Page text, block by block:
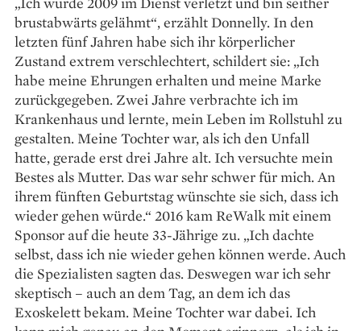
brust­abwärts gelähmt“, erzählt Donnelly. In den
letzten fünf Jahren habe sich ihr körper­licher
Zustand extrem verschlechtert, schildert sie: „Ich
habe meine Ehrungen erhalten und meine Marke
zurückgegeben. Zwei Jahre verbrachte ich im
Krankenhaus und lernte, mein Leben im Rollstuhl zu
gestalten. Meine Tochter war, als ich den Unfall
hatte, gerade erst drei Jahre alt. Ich versuchte mein
Bestes als Mutter. Das war sehr schwer für mich. An
ihrem fünften Geburtstag wünschte sie sich, dass ich
wieder gehen würde.“ 2016 kam ReWalk mit einem
Sponsor auf die heute 33-Jährige zu. „Ich dachte
selbst, dass ich nie wieder gehen können werde. Auch
die Spezialisten sagten das. Deswegen war ich sehr
skeptisch – auch an dem Tag, an dem ich das
Exoskelett bekam. Meine Tochter war dabei. Ich